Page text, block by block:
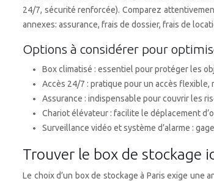
24/7, sécurité renforcée). Comparez
annexes: assurance, frais de dossier, frais de
Options à considérer pour
Box climatisé : essentiel pour protéger les
Accès 24/7 : pratique pour un accès
Assurance : indispensable pour couvrir les
Chariot élévateur : facilite le déplacement
Surveillance vidéo et système d’alarme :
Trouver le box de stockage
Le choix d’un box de stockage à Paris exige